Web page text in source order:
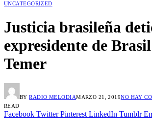
UNCATEGORIZED
Justicia brasileña
expresidente de
Temer
BY RADIO MELODIAMARZO 21, 2019NO HAY
READ
Facebook Twitter Pinterest LinkedIn Tumblr